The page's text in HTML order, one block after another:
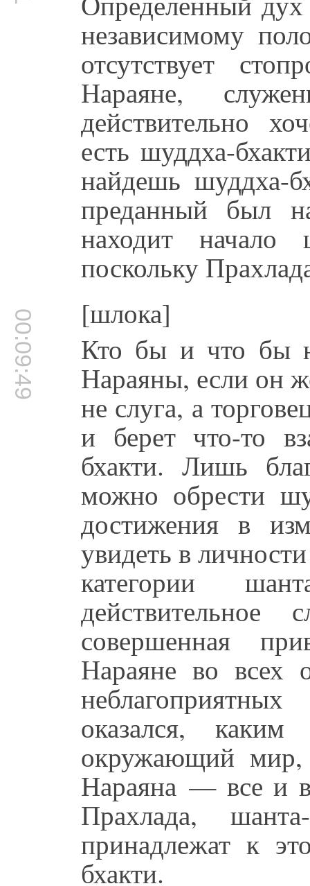
независимому
отсутствует
Нараяне,
действительно
есть шуддха-
найдешь шуддха-
преданный был
находит начало
поскольку
00:09:49
[шлока]
Кто бы и что бы
Нараяны, если он
не слуга, а
и берет что-то
бхакти. Лишь
можно обрести
достижения в
увидеть в
категории
совершенная
Нараяне во всех
оказался,
окружающий мир,
Нараяна — все и
Прахлада,
принадлежат к
бхакти.